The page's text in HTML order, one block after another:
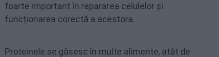
foarte important în repararea celulelor și
funcționarea corectă a acestora.
Proteinele se găsesc în multe alimente, atât de